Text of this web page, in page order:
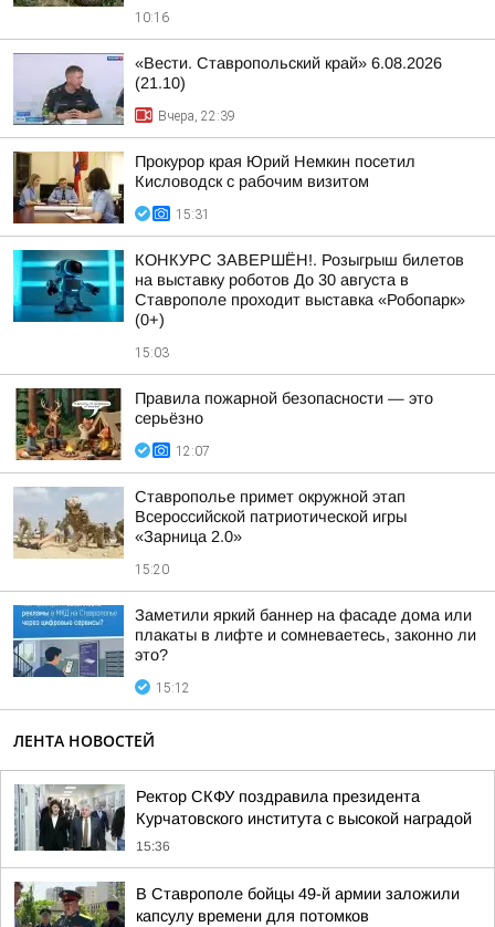
10:16
«Вести. Ставропольский край» 6.08.2026
(21.10)
Вчера, 22:39
Прокурор края Юрий Немкин посетил
Кисловодск с рабочим визитом
15:31
КОНКУРС ЗАВЕРШЁН!. Розыгрыш билетов
на выставку роботов До 30 августа в
Ставрополе проходит выставка «Робопарк»
(0+)
15:03
Правила пожарной безопасности — это
серьёзно
12:07
Ставрополье примет окружной этап
Всероссийской патриотической игры
«Зарница 2.0»
15:20
Заметили яркий баннер на фасаде дома или
плакаты в лифте и сомневаетесь, законно ли
это?
15:12
ЛЕНТА НОВОСТЕЙ
Ректор СКФУ поздравила президента
Курчатовского института с высокой наградой
15:36
В Ставрополе бойцы 49-й армии заложили
капсулу времени для потомков